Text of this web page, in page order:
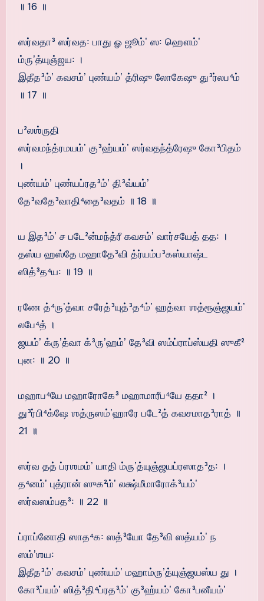
॥ 16 ॥
ஸர்வதா³ ஸர்வத꞉ பாது ௐ ஜூம்ʼ ஸ꞉ ஹௌம்ʼ
ம்ருʼத்யுஞ்ஜய꞉ ।
இதீத³ம்ʼ கவசம்ʼ புண்யம்ʼ த்ரிஷு லோகேஷு து³ர்லப⁴ம்
॥ 17 ॥
ப²லஶ்ருதி
ஸர்வமந்த்ரமயம்ʼ கு³ஹ்யம்ʼ ஸர்வதந்த்ரேஷு கோ³பிதம்
।
புண்யம்ʼ புண்யப்ரத³ம்ʼ தி³வ்யம்ʼ
தே³வதே³வாதி⁴தை³வதம் ॥ 18 ॥
ய இத³ம்ʼ ச படே²ன்மந்த்ரீ கவசம்ʼ வார்சயேத் தத꞉ ।
தஸ்ய ஹஸ்தே மஹாதே³வி த்ர்யம்ப³கஸ்யாஷ்ட
ஸித்³த⁴ய꞉ ॥ 19 ॥
ரணே த்⁴ருʼத்வா சரேத்³யுத்³த⁴ம்ʼ ஹத்வா ஶத்ரூஞ்ஜயம்ʼ
லபே⁴த் ।
ஜயம்ʼ க்ருʼத்வா க்³ருʼஹம்ʼ தே³வி ஸம்ப்ராப்ஸ்யதி ஸுகீ²
புன꞉ ॥ 20 ॥
மஹாப⁴யே மஹாரோகே³ மஹாமாரீப⁴யே ததா² ।
து³ர்பி⁴க்ஷே ஶத்ருஸம்ʼஹாரே படே²த் கவசமாத³ராத் ॥
21 ॥
ஸர்வ தத் ப்ரஶமம்ʼ யாதி ம்ருʼத்யுஞ்ஜயப்ரஸாத³த꞉ ।
த⁴னம்ʼ புத்ரான் ஸுக²ம்ʼ லக்ஷ்மீமாரோக்³யம்ʼ
ஸர்வஸம்பத³꞉ ॥ 22 ॥
ப்ராப்னோதி ஸாத⁴க꞉ ஸத்³யோ தே³வி ஸத்யம்ʼ ந
ஸம்ʼஶய꞉
இதீத³ம்ʼ கவசம்ʼ புண்யம்ʼ மஹாம்ருʼத்யுஞ்ஜயஸ்ய து ।
கோ³ப்யம்ʼ ஸித்³தி⁴ப்ரத³ம்ʼ கு³ஹ்யம்ʼ கோ³பனீயம்ʼ